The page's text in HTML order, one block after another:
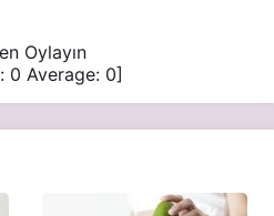
Oylayın
0 Average: 0]